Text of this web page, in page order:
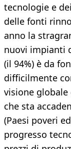
tecnologie e
delle fonti
anno la
nuovi impianti
(il 94%) è da
difficilmente
visione
che sta
(Paesi poveri
progresso